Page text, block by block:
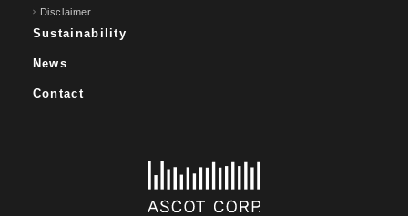
Disclaimer
Sustainability
News
Contact